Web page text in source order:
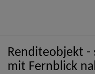
Renditeobjekt -
mit Fernblick